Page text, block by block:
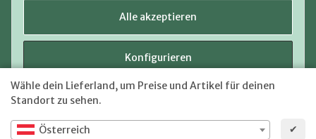
Wähle dein Lieferland, um Preise und Artikel für deinen
Standort zu sehen.
Österreich ✔
Alle akzeptieren
Konfigurieren
* Alle Preise inkl. gesetzlicher USt., zzgl.